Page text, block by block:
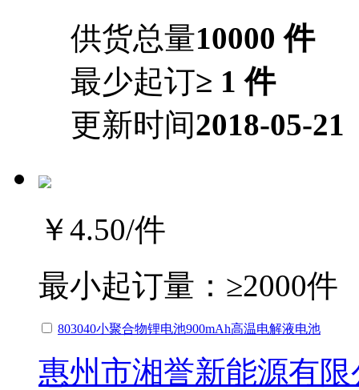
供货总量10000 件
最少起订≥ 1 件
更新时间2018-05-21
￥4.50/件
最小起订量： ≥2000件
803040小聚合物锂电池900mAh高温电解液电池
惠州市湘誉新能源有限